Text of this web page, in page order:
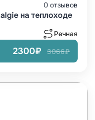
0 отзывов
на теплоходе
Речная
2300₽ 3066₽